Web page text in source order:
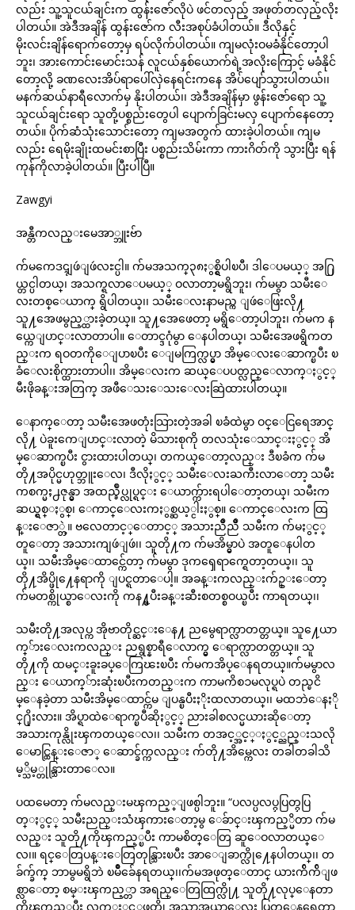
လည်း သူ့သူငယ်ချင်းက ထွန်းဇော်လိုပဲ ဖင်တလှည့် အဖုတ်တလှည့်လိုး
ပါတယ်။ အဲဒီအချိန် ထွန်းဇော်က လီးအစုပ်ခံပါတယ်။ ဒီလိုနှင့်
မိုးလင်းချိန်ရောက်တော့မှ ရပ်လိုက်ပါတယ်။ ကျမလုံးဝမခံနိုင်တော့ပါ
ဘူး၊ အားကောင်းမောင်းသန် လူငယ်နှစ်ယောက်ရဲ့အလိုးကြောင့် မခံနိုင်
တော့လို့ ခဏလေးအိပ်ရာပေါ်လှဲနေရင်းကနေ အိပ်ပျော်သွားပါတယ်၊၊
မနက်ဆယ်နာရီလောက်မှ နိုးပါတယ်၊၊ အဲဒီအချိန်မှာ ဖွန်းဇော်ရော သူ့
သူငယ်ချင်းရော သူတို့ပစ္စည်းတွေပါ ပျောက်ခြင်းမလှ ပျောက်နေတော့
တယ်။ ပိုက်ဆံသုံးသောင်းတော့ ကျမအတွက် ထားခဲ့ပါတယ်။ ကျမ
လည်း ရေမိုးချိုးထမင်းစာပြီး ပစ္စည်းသိမ်းကာ ကားဂိတ်ကို သွားပြီး ရန်
ကုန်ကိုလာခဲ့ပါတယ်။ ပြီးပါပြီ။
Zawgyi
အန္တီကလည္းမေအာ္ဘူးဗ်ာ
က်မကေဒၚျဖဴျဖဴလႊင္ပါ။ က်မအသက္၃၈ႏွစ္ရွိပါၿပီ၊ ဒါေပမယ့္ အ႐ြ
ယ္တင္ပါတယ္၊ အသက္ရလာေပမယ့္ ဝလာတာ့မရွိဘူး၊ က်မမွာ သမီးေ
လးတစ္ေယာက္ ရွိပါတယ္၊၊ သမီးေလးနာမည္က ျဖဴေဖြးလို႔
သူ႔အေဖမွည့္ထားခဲ့တယ္။ သူ႔အေဖေတာ့ မရွိေတာ့ပါဘူး၊ က်မက န
ယ္ကေျပာင္းလာတာပါ။ ေတာင္ဒဂုံမွာ ေနပါတယ္၊ သမီးအေဖရွိကတ
ည္းက ရဝတကိုေျပာၿပီး ေျမကြက္လပ္မွာ အိမ္ေလးေဆာက္ၿပီး ၿ
ခံေလးစိုက္ထားတာပါ၊၊ အိမ္ေလးက ဆယ္ေပပတ္လည္ေလာက္ႏွင့္
မီးဖိုခန္းအတြက္ အဖီေသးေသးေလးဆြဲထားပါတယ္။
ေနာက္ေတာ့ သမီးအေဖတုံးသြားတဲ့အခါ ၿခံထဲမွာ ဝင္ေငြရေအာင္
လို႔ ပဲခူးကေျပာင္းလာတဲ့ မိသားစုကို တလသုံးေသာင္းႏွင့္ အိ
မ္ေဆာက္ၿပီး ငွားထားပါတယ္၊ တကယ္ေတာ့လည္း ဒီၿခံက က်မ
တို႔အပိုင္မဟုတ္ဘူးေလ၊ ဒီလိုႏွင့္ သမီးေလးႀကီးလာေတာ့ သမီး
ကစက္မႈ႕ဇုန္မွာ အထည္ခ်ဳပ္လုပ္ရင္း ေယာက္က်ားရပါေတာ့တယ္၊ သမီးက
ဆယ္ရွစ္ႏွစ္၊ ေကာင္ေလးကႏွစ္ဆယ့္ငါးႏွစ္။ ေကာင္ေလးက ထြ
န္းေဇာ္တဲ့။ ဗလေတာင့္ေတာင့္ အသားညိဳညိဳ သမီးက က်မႏွင့္
တူေတာ့ အသားကျဖဴျဖဴ၊၊ သူတို႔က က်မအိမ္မွာပဲ အတူေနပါတ
ယ္၊၊ သမီးအိမ္ေထာင္က်ေတာ့ က်မမွာ ဒုကၡေရာက္ရေတာ့တယ္၊၊ သူ
တို႔အိပ္ဖို႔ေနရာကို ျပင္ရတာေပါ့။ အခန္းကလည္းက်ဥ္းေတာ့
က်မတစ္ကိုယ္စာေလးကို ကန႔္ၿပီးခန္းဆီးစတစ္စဝယ္ၿပီး ကာရတယ္၊၊
သမီးတို႔အလုပ္က အိုဗာတိုင္ဆင္းေန႔ ညမွေရာက္လာတတ္တယ္။ သူ႔ေယာ
က္်ားေလးကလည္း ညရွစ္နာရီေလာက္မွ ေရာက္လာတတ္တယ္။ သူ
တို႔ကို ထမင္းခူးခပ္ေကြၽးၿပီး က်မကအိပ္ေနရတယ္။က်မမွာလ
ည္း ေယာက္်ားဆုံးၿပီးကတည္းက ကာမကိစၥမလုပ္ရပဲ တည္ၿငိ
မ္ေနခဲ့တာ သမီးအိမ္ေထာင္က်မ ျပန္ၿပီးႏိုးထလာတယ္၊၊ မထဘဲေနႏို
င္႐ိုးလား။ အိပ္ရာထဲေရာက္ၿပီဆိုႏွင့္ ညားခါစလင္မယားဆိုေတာ့
အသားကုန္လိုးၾကတယ္ေလ၊၊ သမီးက တအင့္အင့္ႏွင့္ညည္းသလို
ေမာင္ထြန္းေဇာ္ ေဆာင္ခ်က္ကလည္း က်တို႔အိမ္ကေလး တခါတခါသိ
မ့္သိမ့္တုန္သြားတာေလ။
ပထမေတာ့ က်မလည္းမၾကည့္ျဖစ္ပါဘူး။ “ပလပ္ပလပ္ႁပြတ္ႁပြ
တ္ႏွင့္ သမီးညည္းသံၾကားေတာ့မွ ေခ်ာင္းၾကည့္မိတာ က်မ
လည္း သူတို႔ကိုၾကည့္ၿပီး ကာမစိတ္ေတြ ဆူေဝလာတယ္ေ
လ၊။ ရင္ေတြပန္းေတြတုန္သြားၿပီး အာေျခာက္လို႔ေနပါတယ္၊၊ တ
ခ်က္ခ်က္ ဘာမွမရွိဘဲ ၿမိဳခ်ေနရတယ္၊၊က်မအဖုတ္ေတာင္ ယားက်ိက်ိျဖ
စ္လာေတာ့ စမ္းၾကည့္တာ အရည္ေတြထြက္လို႔ သူတို႔လုပ္ေနတာ
ကိုၾကည့္ၿပီး လက္ႏွင့္အဖုတ္ကို အသာအယာေလး ပြတ္ေနရေတာ့